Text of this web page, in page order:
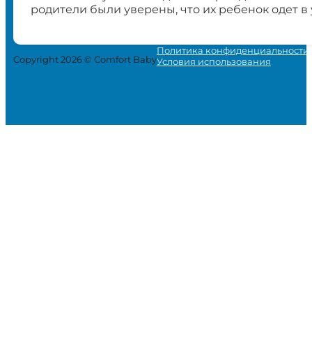
родители были уверены, что их ребенок одет
Copyright 2026 © Comfort Baby
Политика конфиденциальности
Условия использования